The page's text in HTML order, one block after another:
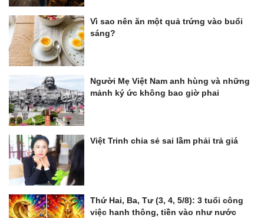
Vì sao nên ăn một quả trứng vào buổi
sáng?
Người Mẹ Việt Nam anh hùng và những
mảnh ký ức không bao giờ phai
Việt Trinh chia sẻ sai lầm phải trả giá
Thứ Hai, Ba, Tư (3, 4, 5/8): 3 tuổi công
việc hanh thông, tiền vào như nước